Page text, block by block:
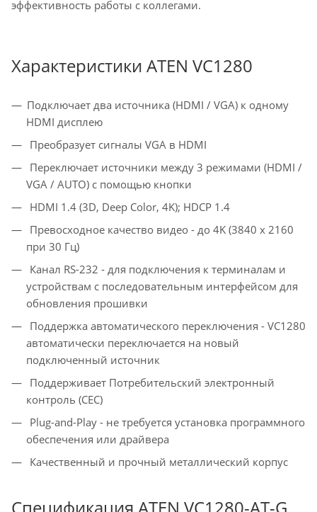
эффективность работы с коллегами.
Характеристики ATEN VC1280
Подключает два источника (HDMI / VGA) к одному
HDMI дисплею
Преобразует сигналы VGA в HDMI
Переключает источники между 3 режимами (HDMI /
VGA / AUTO) с помощью кнопки
HDMI 1.4 (3D, Deep Color, 4K); HDCP 1.4
Превосходное качество видео - до 4K (3840 x 2160
при 30 Гц)
Канал RS-232 - для подключения к терминалам и
устройствам с последовательным интерфейсом для
обновления прошивки
Поддержка автоматического переключения - VC1280
автоматически переключается на новый
подключенный источник
Поддерживает Потребительский электронный
контроль (CEC)
Plug-and-Play - не требуется установка программного
обеспечения или драйвера
Качественный и прочный металлический корпус